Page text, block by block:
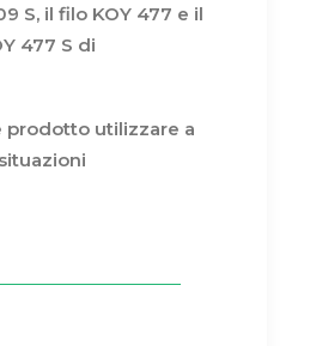
S, il filo KOY 477 e il
477 S di
prodotto utilizzare a